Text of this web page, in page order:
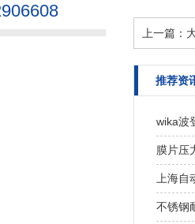
上一篇：
推荐资
wika波
膜片压
上海
不锈钢